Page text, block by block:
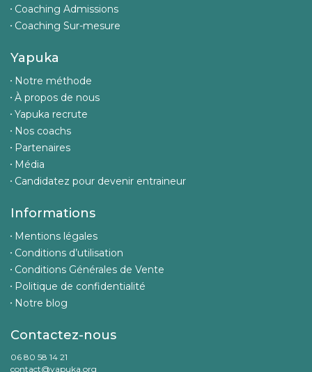
Coaching Admissions
Coaching Sur-mesure
Yapuka
Notre méthode
À propos de nous
Yapuka recrute
Nos coachs
Partenaires
Média
Candidatez pour devenir entraineur
Informations
Mentions légales
Conditions d’utilisation
Conditions Générales de Vente
Politique de confidentialité
Notre blog
Contactez-nous
06 80 58 14 21
contact@yapuka.org